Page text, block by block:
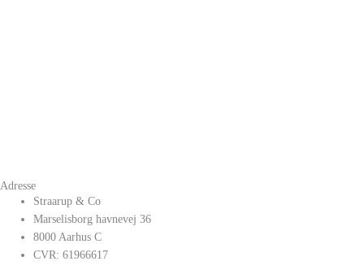
Adresse
Straarup & Co
Marselisborg havnevej 36
8000 Aarhus C
CVR: 61966617